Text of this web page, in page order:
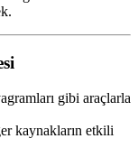
gibi araçlarla
kaynakların etkili